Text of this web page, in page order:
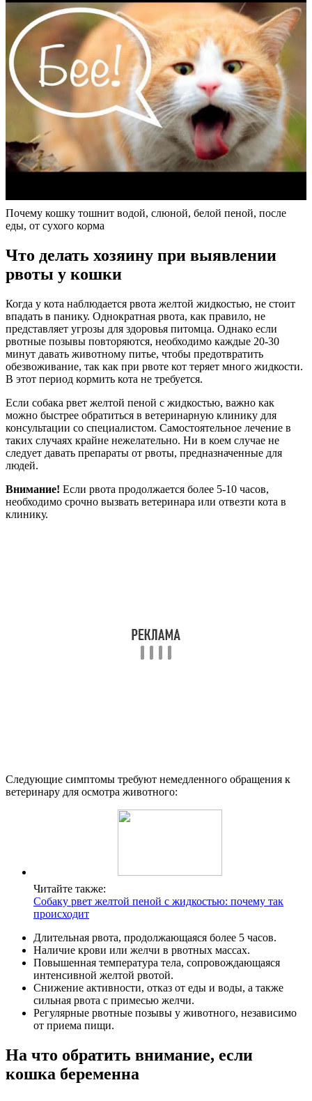
Почему кошку тошнит водой, слюной, белой пеной, после
еды, от сухого корма
Что делать хозяину при выявлении
рвоты у кошки
Когда у кота наблюдается рвота желтой жидкостью, не стоит
впадать в панику. Однократная рвота, как правило, не
представляет угрозы для здоровья питомца. Однако если
рвотные позывы повторяются, необходимо каждые 20-30
минут давать животному питье, чтобы предотвратить
обезвоживание, так как при рвоте кот теряет много жидкости.
В этот период кормить кота не требуется.
Если собака рвет желтой пеной с жидкостью, важно как
можно быстрее обратиться в ветеринарную клинику для
консультации со специалистом. Самостоятельное лечение в
таких случаях крайне нежелательно. Ни в коем случае не
следует давать препараты от рвоты, предназначенные для
людей.
Внимание! Если рвота продолжается более 5-10 часов,
необходимо срочно вызвать ветеринара или отвезти кота в
клинику.
Следующие симптомы требуют немедленного обращения к
ветеринару для осмотра животного:
Читайте также:
Собаку рвет желтой пеной с жидкостью: почему так
происходит
Длительная рвота, продолжающаяся более 5 часов.
Наличие крови или желчи в рвотных массах.
Повышенная температура тела, сопровождающаяся
интенсивной желтой рвотой.
Снижение активности, отказ от еды и воды, а также
сильная рвота с примесью желчи.
Регулярные рвотные позывы у животного, независимо
от приема пищи.
На что обратить внимание, если
кошка беременна